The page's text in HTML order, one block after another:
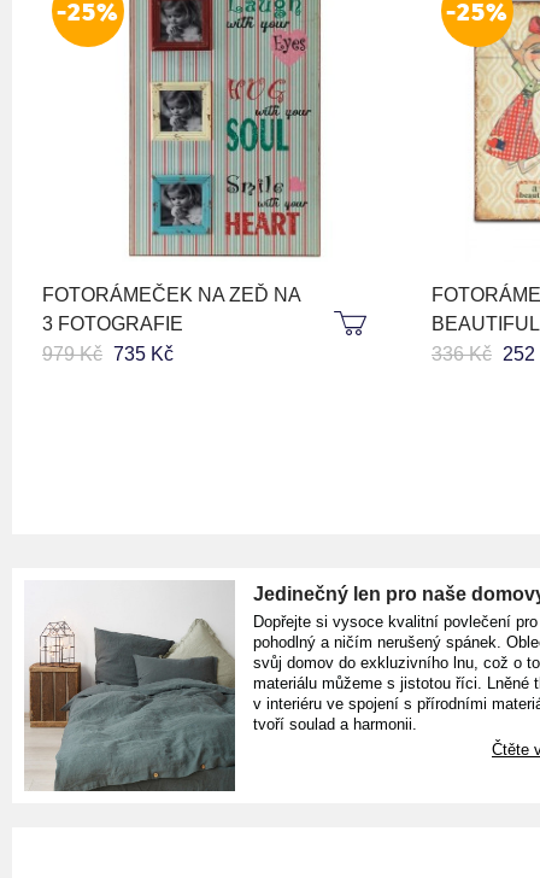
-25%
FOTORÁMEČEK NA ZEĎ NA
3 FOTOGRAFIE
979 Kč 735 Kč
-25%
336 Kč 252
Jedinečný len pro naše
Dopřejte si vysoce kvalitní povlečení pro
pohodlný a ničím nerušený spánek.
svůj domov do exkluzivního lnu, což o
materiálu můžeme s jistotou říci. Lněné
v interiéru ve spojení s přírodními
tvoří soulad a harmonii.
Čtěte